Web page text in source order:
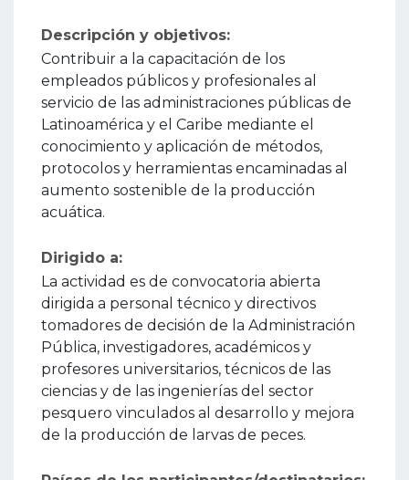
Descripción y objetivos:
Contribuir a la capacitación de los
empleados públicos y profesionales al
servicio de las administraciones públicas de
Latinoamérica y el Caribe mediante el
conocimiento y aplicación de métodos,
protocolos y herramientas encaminadas al
aumento sostenible de la producción
acuática.
Dirigido a:
La actividad es de convocatoria abierta
dirigida a personal técnico y directivos
tomadores de decisión de la Administración
Pública, investigadores, académicos y
profesores universitarios, técnicos de las
ciencias y de las ingenierías del sector
pesquero vinculados al desarrollo y mejora
de la producción de larvas de peces.